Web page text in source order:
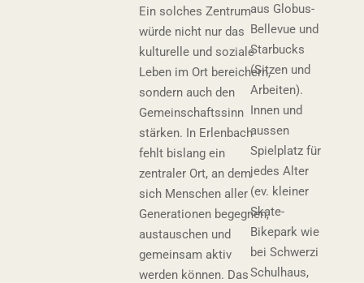
Ein solches Zentrum
würde nicht nur das
kulturelle und soziale
Leben im Ort bereichern,
sondern auch den
Gemeinschaftssinn
stärken. In Erlenbach
fehlt bislang ein
zentraler Ort, an dem
sich Menschen aller
Generationen begegnen,
austauschen und
gemeinsam aktiv
werden können. Das
aus Globus-
Bellevue und
Starbucks
(Sitzen und
Arbeiten).
Innen und
aussen
Spielplatz für
jedes Alter
(ev. kleiner
Skate-
Bikepark wie
bei Schwerzi
Schulhaus,